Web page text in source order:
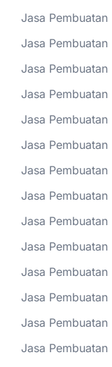
Jasa
Jasa
Jasa
Jasa
Jasa
Jasa
Jasa
Jasa
Jasa
Jasa
Jasa
Jasa
Jasa
Jasa Pembuatan